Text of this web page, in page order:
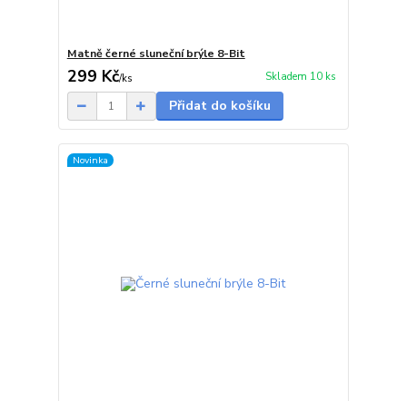
Matně černé sluneční brýle 8-Bit
299 Kč/ks Skladem 10 ks
Přidat do košíku
Novinka